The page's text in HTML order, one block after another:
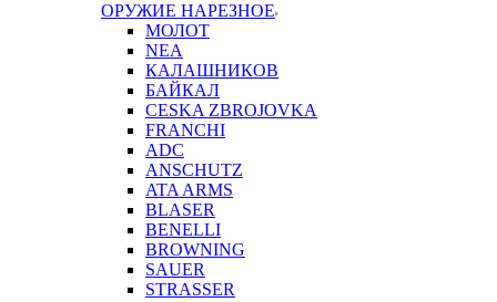
ОРУЖИЕ НАРЕЗНОЕ
МОЛОТ
NEA
КАЛАШНИКОВ
БАЙКАЛ
CESKA ZBROJOVKA
FRANCHI
ADC
ANSCHUTZ
ATA ARMS
BLASER
BENELLI
BROWNING
SAUER
STRASSER